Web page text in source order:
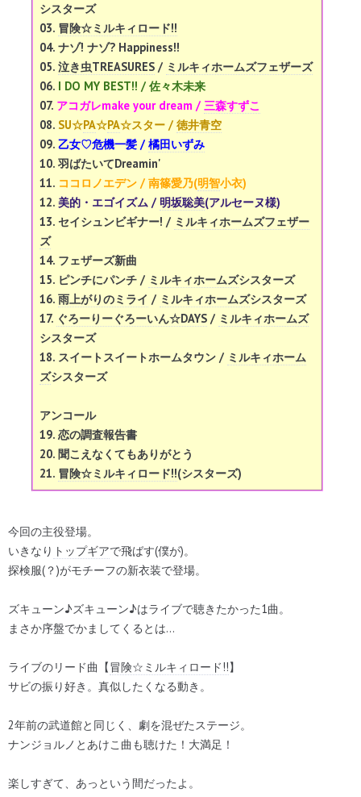
シスターズ
03. 冒険☆ミルキィロード!!
04. ナゾ! ナゾ? Happiness!!
05. 泣き虫TREASURES/ ミルキィホームズフェザーズ
06. I DO MY BEST!! / 佐々木未来
07. アコガレmake your dream / 三森すずこ
08. SU☆PA☆PA☆スター / 徳井青空
09. 乙女♡危機一髪 / 橘田いずみ
10. 羽ばたいてDreamin'
11. ココロノエデン / 南篠愛乃(明智小衣)
12. 美的・エゴイズム / 明坂聡美(アルセーヌ様)
13. セイシュンビギナー! / ミルキィホームズフェザー
ズ
14. フェザーズ新曲
15. ピンチにパンチ / ミルキィホームズシスターズ
16. 雨上がりのミライ / ミルキィホームズシスターズ
17. ぐろーりーぐろーいん☆DAYS/ ミルキィホームズ
シスターズ
18. スイートスイートホームタウン / ミルキィホーム
ズシスターズ
アンコール
19. 恋の調査報告書
20. 聞こえなくてもありがとう
21. 冒険☆ミルキィロード!!(シスターズ)
今回の主役登場。
いきなり トップギアで飛ばす(僕が)。
探検服(？)がモチーフの新衣装で登場。
ズキューン♪ズキューン♪はライブで聴きたかった1曲。
まさか序盤でかましてくるとは…
ライブのリード曲【冒険☆ミルキィロード!!】
サビの振り好き。真似したくなる動き。
2年前の武道館と同じく、劇を混ぜたステージ。
ナンジョルノとあけこ曲も聴けた！大満足！
楽しすぎて、あっという間だったよ。